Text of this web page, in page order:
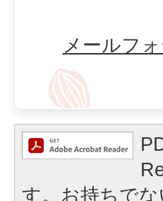
メールフ
す。お持ちで